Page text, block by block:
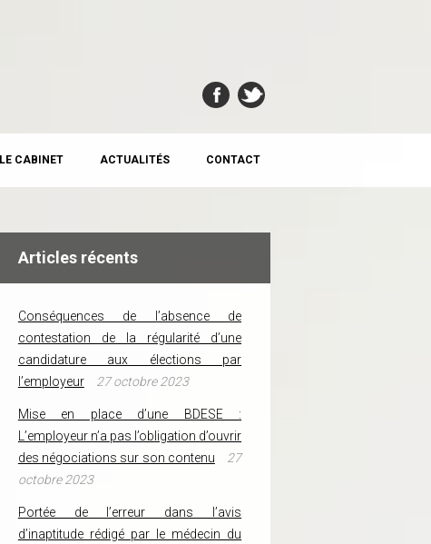
LE CABINET ACTUALITÉS CONTACT
Articles récents
Conséquences de l’absence de
contestation de la régularité d’une
candidature aux élections par
l’employeur
27 octobre 2023
Mise en place d’une BDESE :
L’employeur n’a pas l’obligation d’ouvrir
des négociations sur son contenu
27
octobre 2023
Portée de l’erreur dans l’avis
d’inaptitude rédigé par le médecin du